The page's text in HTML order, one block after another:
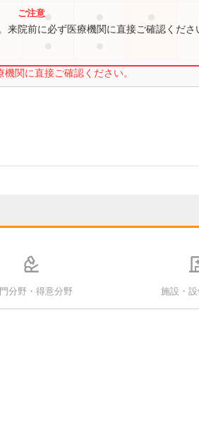
●
関に直接ご確認ください。
院前に必ず医療機関に直接ご確認くださ
分野・得意分野 施設・